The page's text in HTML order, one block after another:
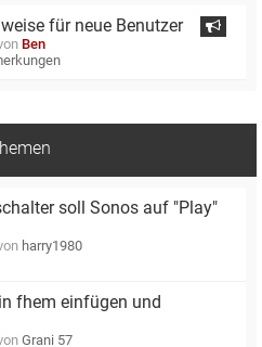
für neue Benutzer
Ben
soll Sonos auf "Play"
harry1980
fhem einfügen und
Grani 57